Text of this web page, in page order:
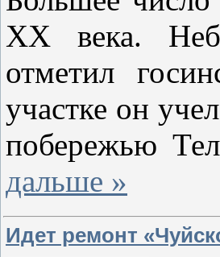
XX века.
отметил
участке он
побережью
дальше »
Идет ремонт